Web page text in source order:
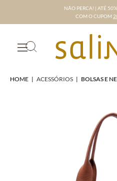
NÃO PERCA! | ATÉ
COM O CUPOM
HOME | ACESSÓRIOS | BOLSAS E